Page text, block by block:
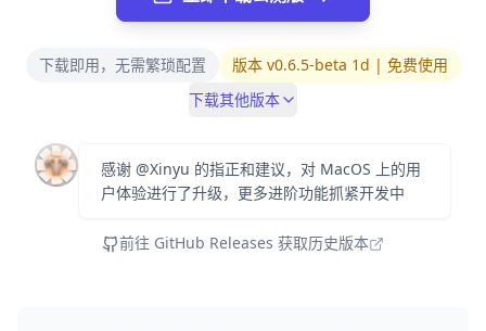
下载即用，无需繁琐配置
版本 v0.6.5-beta 1d | 免费使用
下载其他版本
感谢 @Xinyu 的指正和建议，对 MacOS 上的用
户体验进行了升级，更多进阶功能抓紧开发中
前往 GitHub Releases 获取历史版本